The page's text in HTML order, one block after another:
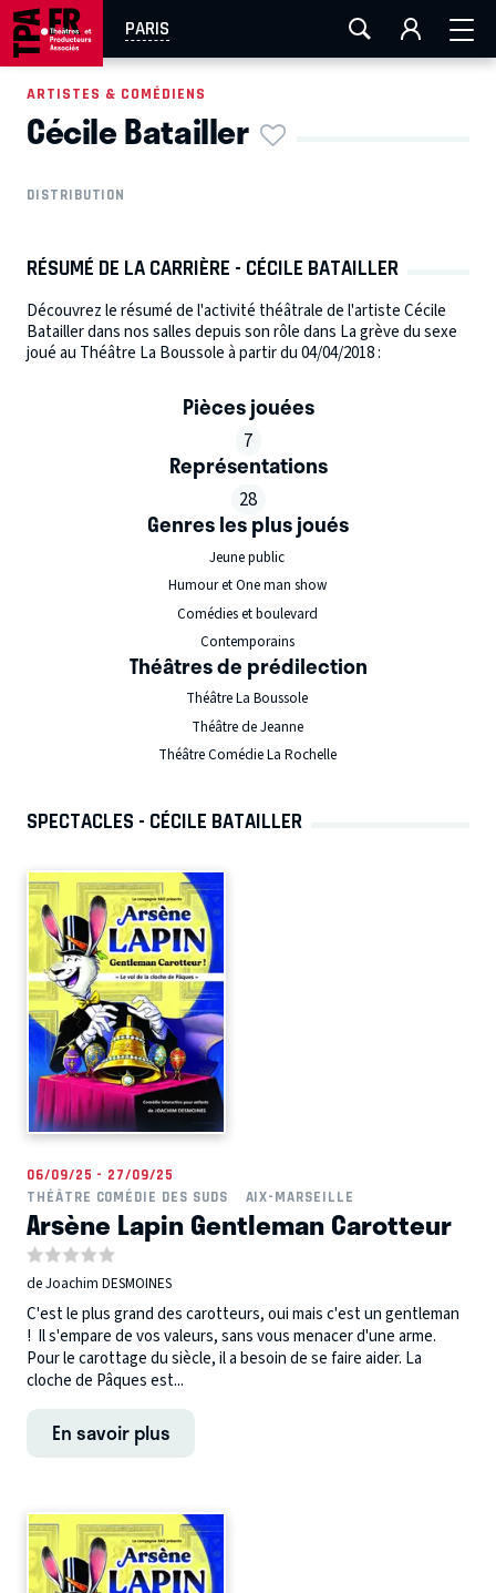
PARIS
AIX-MARSEILLE LA ROCHELLE
EN TOURNÉE
ARTISTES & COMÉDIENS
Cécile Batailler
DISTRIBUTION
RÉSUMÉ DE LA CARRIÈRE - CÉCILE BATAILLER
Découvrez le résumé de l'activité théâtrale de l'artiste Cécile
Batailler dans nos salles depuis son rôle dans La grève du sexe
joué au Théâtre La Boussole à partir du 04/04/2018 :
Pièces jouées
7
Représentations
28
Genres les plus joués
Jeune public
Humour et One man show
Comédies et boulevard
Contemporains
Théâtres de prédilection
Théâtre La Boussole
Théâtre de Jeanne
Théâtre Comédie La Rochelle
SPECTACLES - CÉCILE BATAILLER
06/09/25 - 27/09/25
THÉÂTRE COMÉDIE DES SUDS
AIX-MARSEILLE
Arsène Lapin Gentleman Carotteur
de Joachim DESMOINES
C'est le plus grand des carotteurs, oui mais c'est un gentleman
! Il s'empare de vos valeurs, sans vous menacer d'une arme.
Pour le carottage du siècle, il a besoin de se faire aider. La
cloche de Pâques est...
En savoir plus